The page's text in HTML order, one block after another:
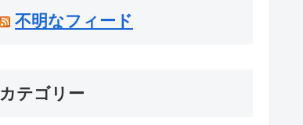
不明なフィード
カテゴリー